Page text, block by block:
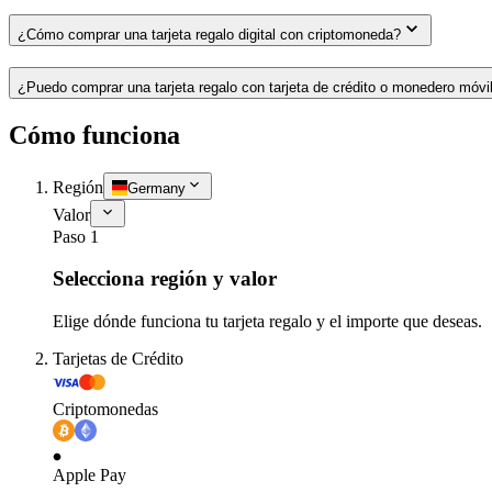
¿Cómo comprar una tarjeta regalo digital con criptomoneda?
¿Puedo comprar una tarjeta regalo con tarjeta de crédito o monedero
Cómo funciona
Región Germany
Valor
Paso 1
Selecciona región y valor
Elige dónde funciona tu tarjeta regalo y el importe que deseas.
Tarjetas de Crédito
Criptomonedas
Apple Pay